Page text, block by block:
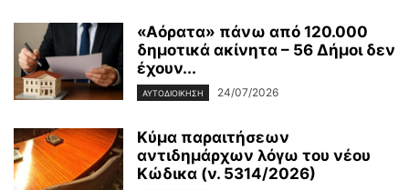
«Αόρατα» πάνω από 120.000
δημοτικά ακίνητα – 56 Δήμοι δεν
έχουν...
ΑΥΤΟΔΙΟΙΚΗΣΗ 24/07/2026
Κύμα παραιτήσεων
αντιδημάρχων λόγω του νέου
Κώδικα (ν. 5314/2026)